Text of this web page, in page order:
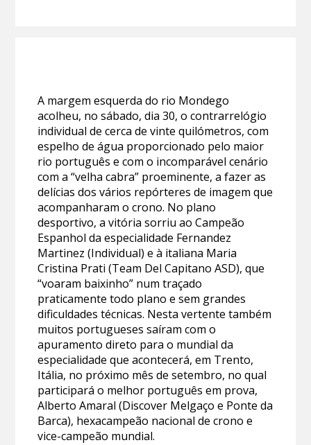
A margem esquerda do rio Mondego
acolheu, no sábado, dia 30, o contrarrelógio
individual de cerca de vinte quilómetros, com
espelho de água proporcionado pelo maior
rio português e com o incomparável cenário
com a “velha cabra” proeminente, a fazer as
delícias dos vários repórteres de imagem que
acompanharam o crono. No plano
desportivo, a vitória sorriu ao Campeão
Espanhol da especialidade Fernandez
Martinez (Individual) e à italiana Maria
Cristina Prati (Team Del Capitano ASD), que
“voaram baixinho” num traçado
praticamente todo plano e sem grandes
dificuldades técnicas. Nesta vertente também
muitos portugueses saíram com o
apuramento direto para o mundial da
especialidade que acontecerá, em Trento,
Itália, no próximo mês de setembro, no qual
participará o melhor português em prova,
Alberto Amaral (Discover Melgaço e Ponte da
Barca), hexacampeão nacional de crono e
vice-campeão mundial.